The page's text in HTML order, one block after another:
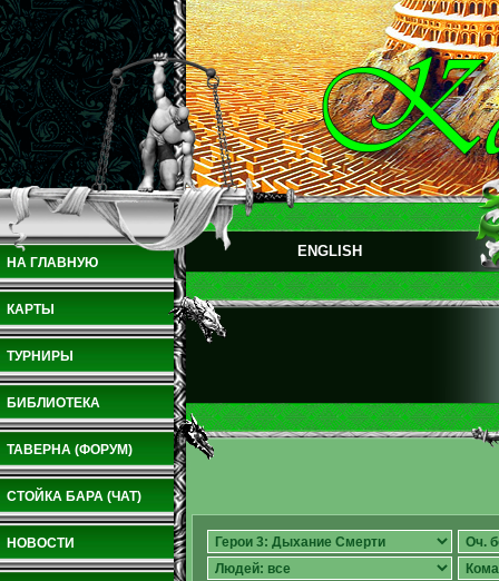
НА ГЛАВНУЮ
КАРТЫ
ТУРНИРЫ
БИБЛИОТЕКА
ТАВЕРНА (ФОРУМ)
СТОЙКА БАРА (ЧАТ)
НОВОСТИ
ENGLISH